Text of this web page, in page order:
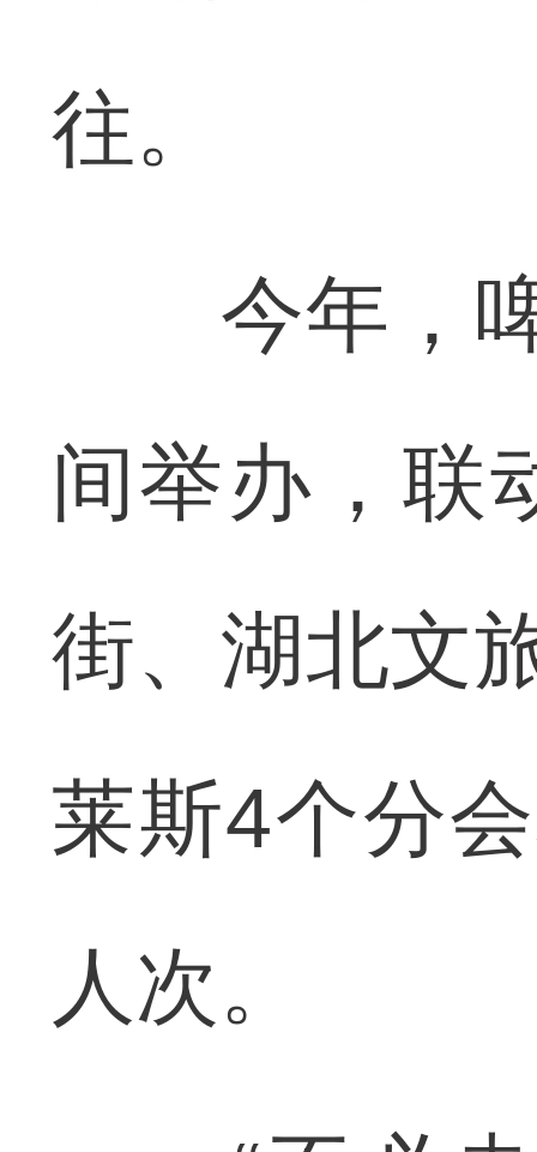
往。
今年，啤
间举办，联
街、湖北文
莱斯4个分
人次。